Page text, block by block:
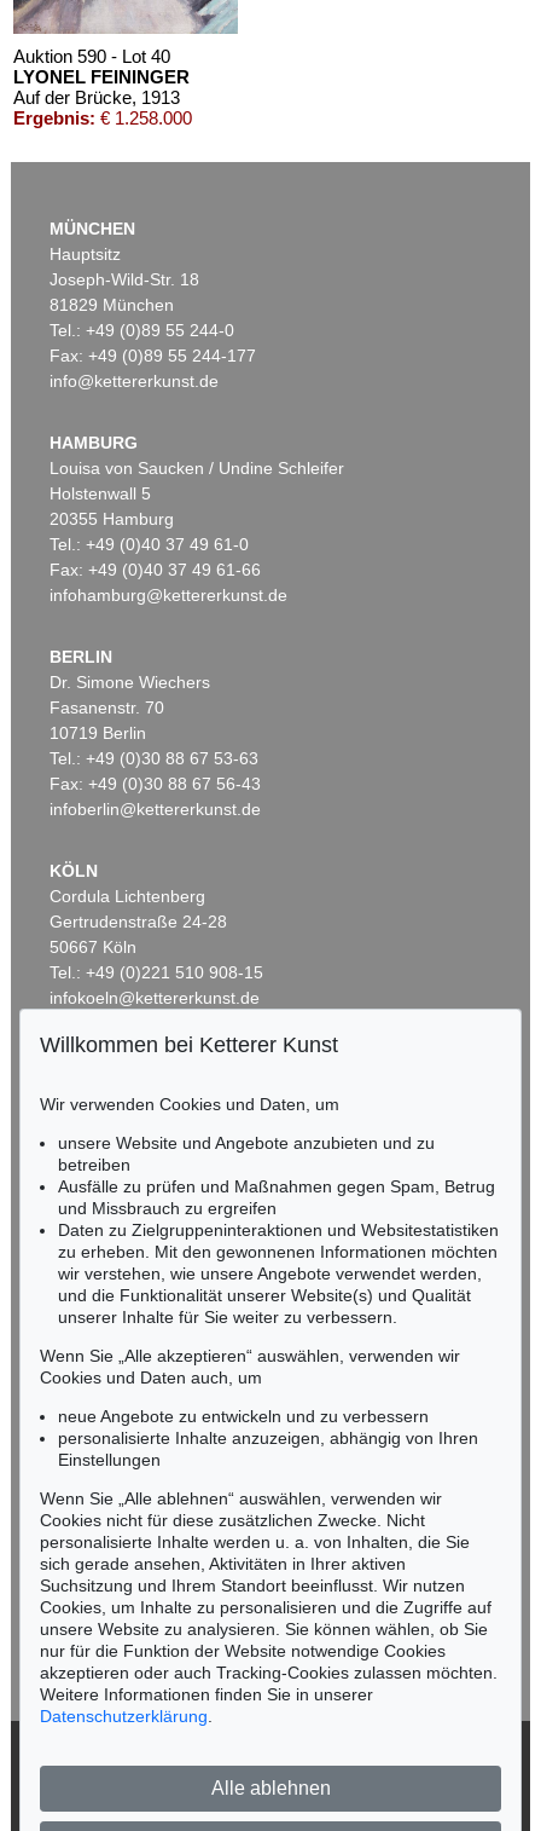
Auktion 590 - Lot 40
LYONEL FEININGER
Auf der Brücke, 1913
Ergebnis: € 1.258.000
Auktion 606 - Lot 20
Ergebnis:€ 903.000
Auktion 606 - Lot 65
LYONEL FEININGER
Hulks, 1923
Ergebnis:€ 567.600
Auktion 606 - Lot 2
Ergebnis:€ 490.200
Auktion 428 - Lot 255
The Baltic (V-Cloud), 1946
Ergebnis:€ 475.000
Auktion 606 - Lot 9
Ergebnis:
MÜNCHEN
Hauptsitz
Joseph-Wild-Str. 18
81829 München
Tel.: +49 (0)89 55 244-0
Fax: +49 (0)89 55 244-177
info@kettererkunst.de
HAMBURG
Louisa von Saucken / Undine Schleifer
Holstenwall 5
20355 Hamburg
Tel.: +49 (0)40 37 49 61-0
Fax: +49 (0)40 37 49 61-66
infohamburg@kettererkunst.de
BERLIN
Dr. Simone Wiechers
Fasanenstr. 70
10719 Berlin
Tel.: +49 (0)30 88 67 53-63
Fax: +49 (0)30 88 67 56-43
infoberlin@kettererkunst.de
KÖLN
Cordula Lichtenberg
Gertrudenstraße 24-28
50667 Köln
Tel.: +49 (0)221 510 908-15
infokoeln@kettererkunst.de
RHEINLAND-PFALZ
Miriam Heß
Tel.: +49 (0)62 21 58 80-038
Fax: +49 (0)62 21 58 80-595
infoheidelberg@kettererkunst.de
NORDDEUTSCHLAND
Nico Kassel, M.A.
Tel.: +49 (0)89 55244-164
Mobil: +49 (0)171 8618661
n.kassel@kettererkunst.de
Keine Auktion mehr verpassen!
Wir informieren Sie rechtzeitig.
Jetzt zum Newsletter anmelden >
Impressum
Willkommen bei Ketterer Kunst
Wir verwenden Cookies und Daten, um
unsere Website und Angebote anzubieten und zu
betreiben
Ausfälle zu prüfen und Maßnahmen gegen Spam, Betrug
und Missbrauch zu ergreifen
Daten zu Zielgruppeninteraktionen und Websitestatistiken
zu erheben. Mit den gewonnenen Informationen möchten
wir verstehen, wie unsere Angebote verwendet werden,
und die Funktionalität unserer Website(s) und Qualität
unserer Inhalte für Sie weiter zu verbessern.
Wenn Sie „Alle akzeptieren“ auswählen, verwenden wir
Cookies und Daten auch, um
neue Angebote zu entwickeln und zu verbessern
personalisierte Inhalte anzuzeigen, abhängig von Ihren
Einstellungen
Wenn Sie „Alle ablehnen“ auswählen, verwenden wir
Cookies nicht für diese zusätzlichen Zwecke. Nicht
personalisierte Inhalte werden u. a. von Inhalten, die Sie
sich gerade ansehen, Aktivitäten in Ihrer aktiven
Suchsitzung und Ihrem Standort beeinflusst. Wir nutzen
Cookies, um Inhalte zu personalisieren und die Zugriffe auf
unsere Website zu analysieren. Sie können wählen, ob Sie
nur für die Funktion der Website notwendige Cookies
akzeptieren oder auch Tracking-Cookies zulassen möchten.
Weitere Informationen finden Sie in unserer
Datenschutzerklärung
Alle ablehnen